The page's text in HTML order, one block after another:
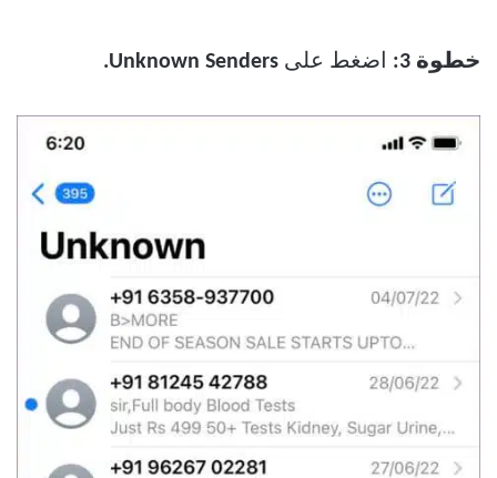
خطوة 3: اضغط على Unknown Senders.